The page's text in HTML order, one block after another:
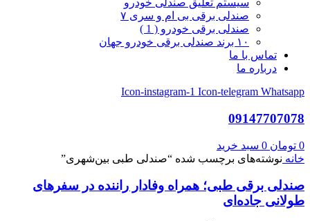
سیستم تعلیق صندلی خودرو
صندلی برقی بی ام و سری ۷
صندلی برقی خودرو ( 1 )
۱۰ برند صندلی برقی خودرو جهان
تماس با ما
درباره ما
Icon-instagram-1 Icon-telegram Whatsapp
09147707078
0 تومان 0 سبد خرید
خانه نوشته‌های برچسب شده “صندلی طبی بین‌شهری”
صندلی برقی طبی؛ همراه وفادار راننده در سفرهای
طولانی جاده‌ای